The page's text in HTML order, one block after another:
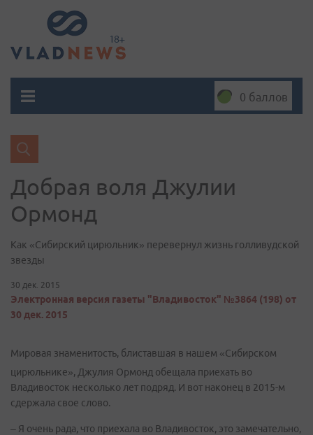
0 баллов
Добрая воля Джулии
Ормонд
Как «Сибирский цирюльник» перевернул жизнь голливудской
звезды
30 дек. 2015
Электронная версия газеты "Владивосток" №3864 (198) от
30 дек. 2015
Мировая знаменитость, блиставшая в нашем «Сибирском
цирюльнике», Джулия Ормонд обещала приехать во
Владивосток несколько лет подряд. И вот наконец в 2015-м
сдержала свое слово.
– Я очень рада, что приехала во Владивосток, это замечательно,